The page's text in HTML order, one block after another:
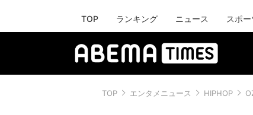
TOP ランキング ニュース スポー
TOP エンタメニュース HIPHOP